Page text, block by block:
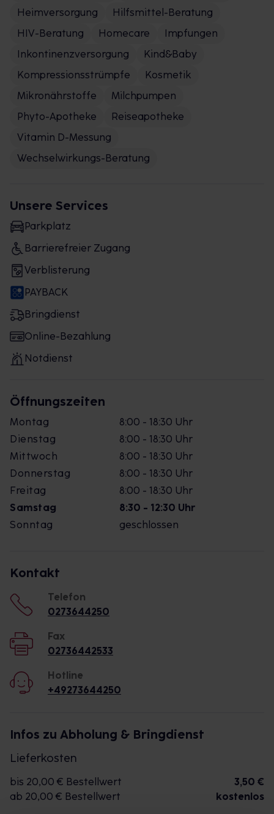
Heimversorgung
Hilfsmittel-Beratung
HIV-Beratung
Homecare
Impfungen
Inkontinenzversorgung
Kind&Baby
Kompressionsstrümpfe
Kosmetik
Mikronährstoffe
Milchpumpen
Phyto-Apotheke
Reiseapotheke
Vitamin D-Messung
Wechselwirkungs-Beratung
Unsere Services
Parkplatz
Barrierefreier Zugang
Verblisterung
PAYBACK
Bringdienst
Online-Bezahlung
Notdienst
Öffnungszeiten
Montag
8:00 - 18:30 Uhr
Dienstag
8:00 - 18:30 Uhr
Mittwoch
8:00 - 18:30 Uhr
Donnerstag
8:00 - 18:30 Uhr
Freitag
8:00 - 18:30 Uhr
Samstag
8:30 - 12:30 Uhr
Sonntag
geschlossen
Kontakt
Telefon
0273644250
Fax
02736442533
Hotline
+49273644250
Infos zu Abholung & Bringdienst
Lieferkosten
bis 20,00 € Bestellwert
3,50 €
ab 20,00 € Bestellwert
kostenlos